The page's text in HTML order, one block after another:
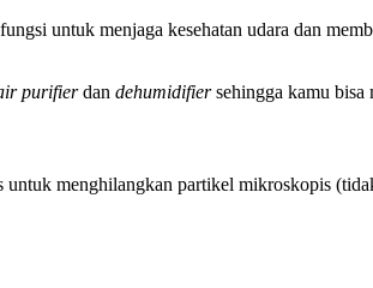
untuk menjaga kesehatan udara dan
purifierdan dehumidifiersehingga kamu bisa
menghilangkan partikel mikroskopis